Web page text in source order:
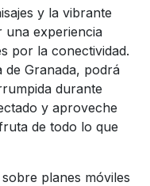
y la vibrante
una experiencia
por la conectividad.
Granada, podrá
durante
y aproveche
de todo lo que
planes móviles